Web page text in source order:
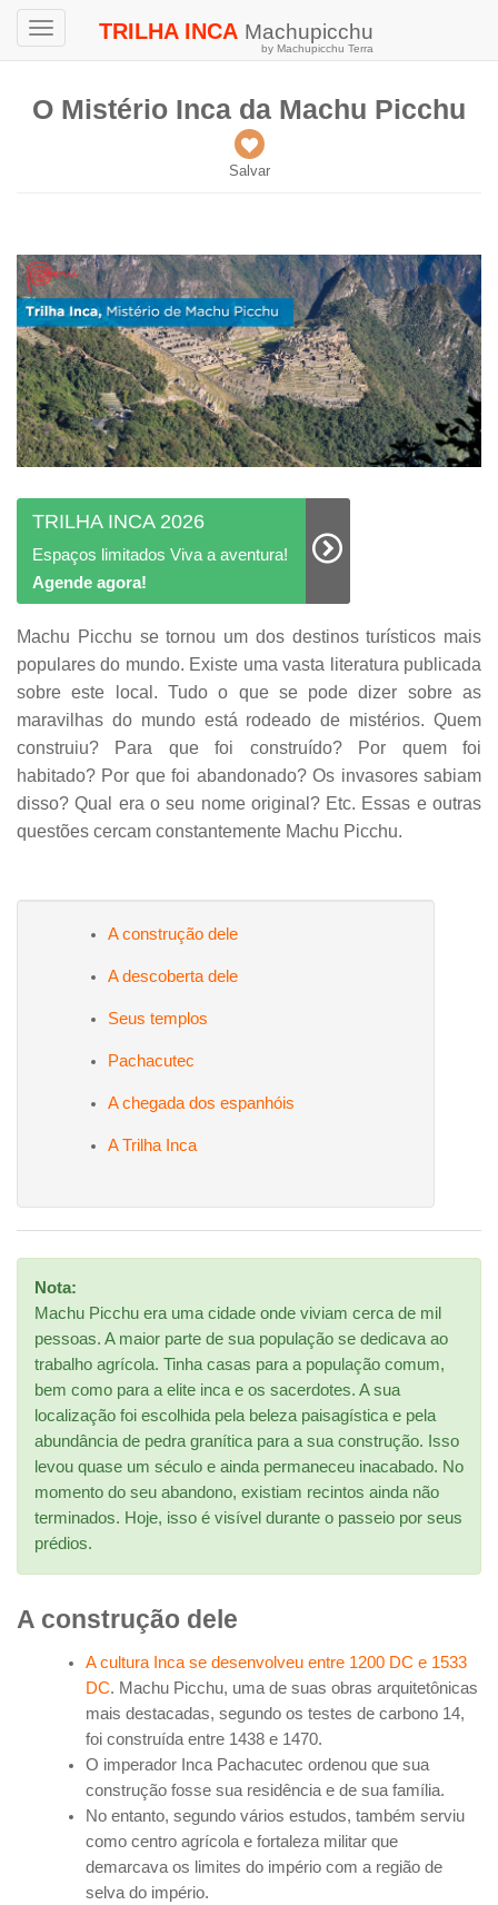
Toggle
TRILHA INCA Machupicchu
by Machupicchu Terra
O Mistério Inca da Machu Picchu
Salvar
TRILHA INCA 2026
Espaços limitados Viva a aventura!
Agende agora!
Machu Picchu se tornou um dos destinos turísticos mais
populares do mundo. Existe uma vasta literatura publicada
sobre este local. Tudo o que se pode dizer sobre as
maravilhas do mundo está rodeado de mistérios. Quem
construiu? Para que foi construído? Por quem foi
habitado? Por que foi abandonado? Os invasores sabiam
disso? Qual era o seu nome original? Etc. Essas e outras
questões cercam constantemente Machu Picchu.
A construção dele
A descoberta dele
Seus templos
Pachacutec
A chegada dos espanhóis
A Trilha Inca
Nota:
Machu Picchu era uma cidade onde viviam cerca de mil
pessoas. A maior parte de sua população se dedicava ao
trabalho agrícola. Tinha casas para a população comum,
bem como para a elite inca e os sacerdotes. A sua
localização foi escolhida pela beleza paisagística e pela
abundância de pedra granítica para a sua construção. Isso
levou quase um século e ainda permaneceu inacabado. No
momento do seu abandono, existiam recintos ainda não
terminados. Hoje, isso é visível durante o passeio por seus
prédios.
A construção dele
A cultura Inca se desenvolveu entre 1200 DC e 1533
DC. Machu Picchu, uma de suas obras arquitetônicas
mais destacadas, segundo os testes de carbono 14,
foi construída entre 1438 e 1470.
O imperador Inca Pachacutec ordenou que sua
construção fosse sua residência e de sua família.
No entanto, segundo vários estudos, também serviu
como centro agrícola e fortaleza militar que
demarcava os limites do império com a região de
selva do império.